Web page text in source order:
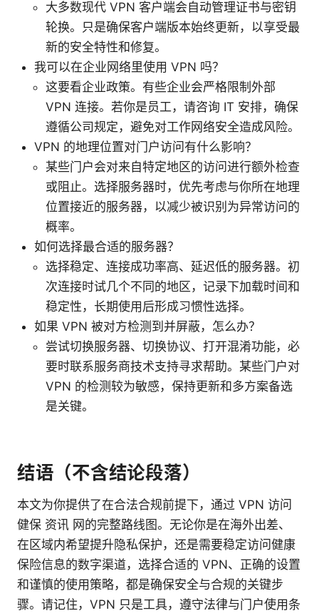
大多数现代 VPN 客户端会自动管理证书与密钥
轮换。只是确保客户端版本始终更新，以享受最
新的安全特性和修复。
我可以在企业网络里使用 VPN 吗？
这要看企业政策。有些企业会严格限制外部
VPN 连接。若你是员工，请咨询 IT 安排，确保
遵循公司规定，避免对工作网络安全造成风险。
VPN 的地理位置对门户访问有什么影响？
某些门户会对来自特定地区的访问进行额外检查
或阻止。选择服务器时，优先考虑与你所在地理
位置接近的服务器，以减少被识别为异常访问的
概率。
如何选择最合适的服务器？
选择稳定、连接成功率高、延迟低的服务器。初
次连接时试几个不同的地区，记录下加载时间和
稳定性，长期使用后形成习惯性选择。
如果 VPN 被对方检测到并屏蔽，怎么办？
尝试切换服务器、切换协议、打开混淆功能，必
要时联系服务商技术支持寻求帮助。某些门户对
VPN 的检测较为敏感，保持更新和多方案备选
是关键。
结语（不含结论段落）
本文为你提供了在合法合规前提下，通过 VPN 访问
健保 资讯 网的完整路线图。无论你是在海外出差、
在区域内希望提升隐私保护，还是需要稳定访问健康
保险信息的数字渠道，选择合适的 VPN、正确的设置
和谨慎的使用策略，都是确保安全与合规的关键步
骤。请记住，VPN 只是工具，遵守法律与门户使用条